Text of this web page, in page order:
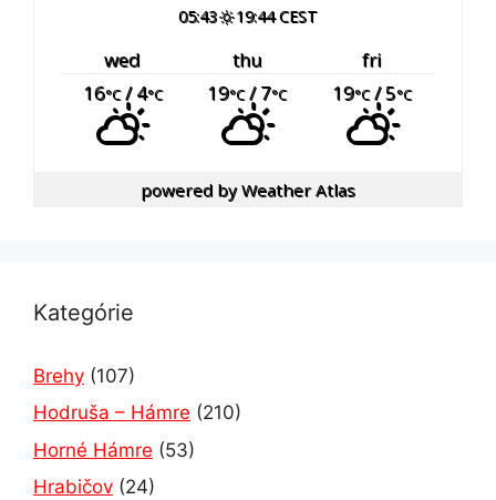
05:43 19:44 CEST
wed thu
fri
16°C/ 4°C 19°C/ 7°C 19°C/ 5°C
powered byWeather Atlas
Kategórie
Brehy (107)
Hodruša – Hámre (210)
Horné Hámre (53)
Hrabičov (24)